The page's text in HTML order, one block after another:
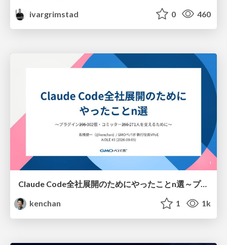
ivargrimstad
0 460
Claude Code全社展開のためにやったことn選～プラグイン302個・コミッター271人を支えるために～
kenchan
1 1k